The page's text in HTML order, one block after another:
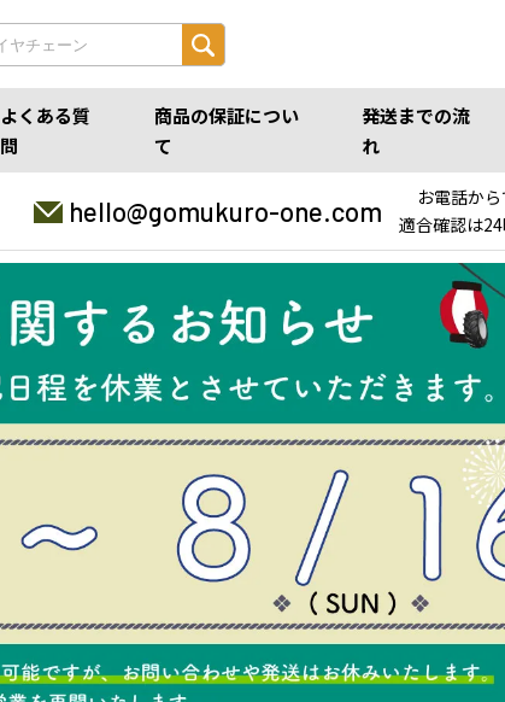
よくある質
問
商品の保証につい
て
発送までの流
れ
hello@gomukuro-one.com
お電話か
適合確認は